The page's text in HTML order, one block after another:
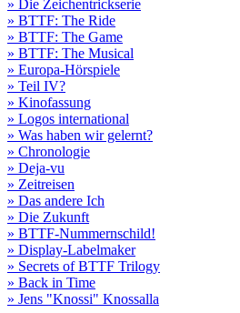
» Die Zeichentrickserie
» BTTF: The Ride
» BTTF: The Game
» BTTF: The Musical
» Europa-Hörspiele
» Teil IV?
» Kinofassung
» Logos international
» Was haben wir gelernt?
» Chronologie
» Deja-vu
» Zeitreisen
» Das andere Ich
» Die Zukunft
» BTTF-Nummernschild!
» Display-Labelmaker
» Secrets of BTTF Trilogy
» Back in Time
» Jens "Knossi" Knossalla